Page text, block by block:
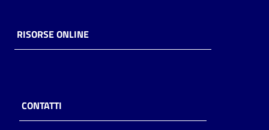
RISORSE ONLINE
CONTATTI